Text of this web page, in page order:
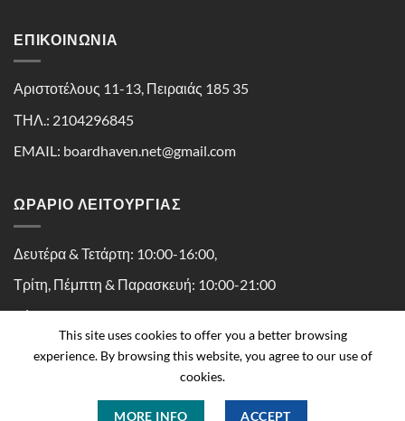
ΕΠΙΚΟΙΝΩΝΊΑ
Αριστοτέλους 11-13, Πειραιάς 185 35
ΤΗΛ.: 2104296845
EMAIL: boardhaven.net@gmail.com
ΩΡΑΡΙΟ ΛΕΙΤΟΥΡΓΙΑΣ
Δευτέρα & Τετάρτη: 10:00-16:00,
Τρίτη, Πέμπτη & Παρασκευή: 10:00-21:00
Σάββατο: 10:00-16:30
This site uses cookies to offer you a better browsing
experience. By browsing this website, you agree to our use of
cookies.
MORE INFO ACCEPT